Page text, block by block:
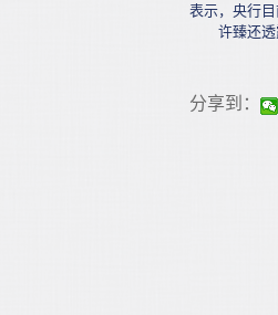
表示，央行
许臻还透露
分享到：